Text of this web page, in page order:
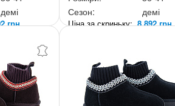
демі
грн.
Сезон:
демі
Ціна за скриньку:8 892 грн.